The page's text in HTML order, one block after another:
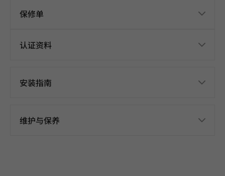
保修单
认证资料
安装指南
维护与保养